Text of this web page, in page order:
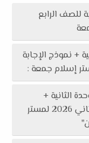
للصف الرابع
+ نموذج الإجابة
الثانية +
نموذج الإجابة للصف الرابع الابتدائي الترم الثاني 2026 لمستر